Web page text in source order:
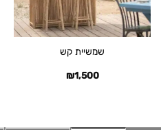
שמשיית קש
₪1,500